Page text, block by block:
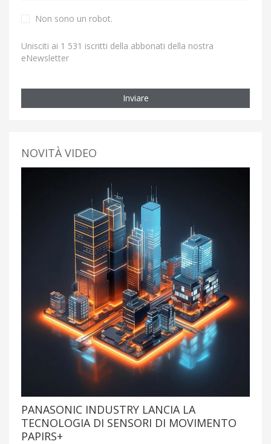
Non sono un robot.
Unisciti ai 1 531 iscritti della abbonati della nostra
eNewsletter
Inviare
NOVITÀ VIDEO
PANASONIC INDUSTRY LANCIA LA
TECNOLOGIA DI SENSORI DI MOVIMENTO
PAPIRS+